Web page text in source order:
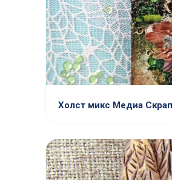
Холст микс Медиа